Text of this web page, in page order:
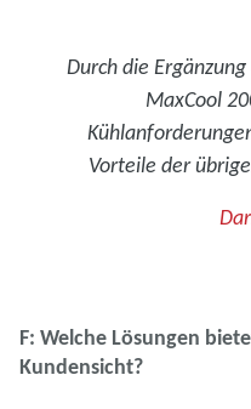
Durch die
MaxCool
Vorteile der
F: Welche Lösungen
Kundensicht?